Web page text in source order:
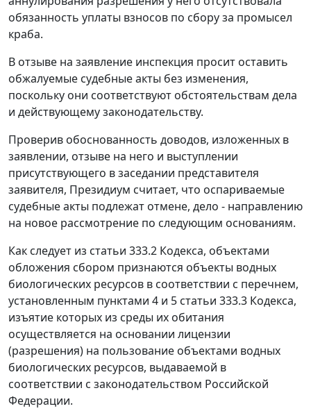
обязанность уплаты взносов по сбору за промысел
краба.
В отзыве на заявление инспекция просит оставить
обжалуемые судебные акты без изменения,
поскольку они соответствуют обстоятельствам дела
и действующему законодательству.
Проверив обоснованность доводов, изложенных в
заявлении, отзыве на него и выступлении
присутствующего в заседании представителя
заявителя, Президиум считает, что оспариваемые
судебные акты подлежат отмене, дело - направлению
на новое рассмотрение по следующим основаниям.
Как следует из статьи 333.2 Кодекса, объектами
обложения сбором признаются объекты водных
биологических ресурсов в соответствии с перечнем,
установленным пунктами 4 и 5 статьи 333.3 Кодекса,
изъятие которых из среды их обитания
осуществляется на основании лицензии
(разрешения) на пользование объектами водных
биологических ресурсов, выдаваемой в
соответствии с законодательством Российской
Федерации.